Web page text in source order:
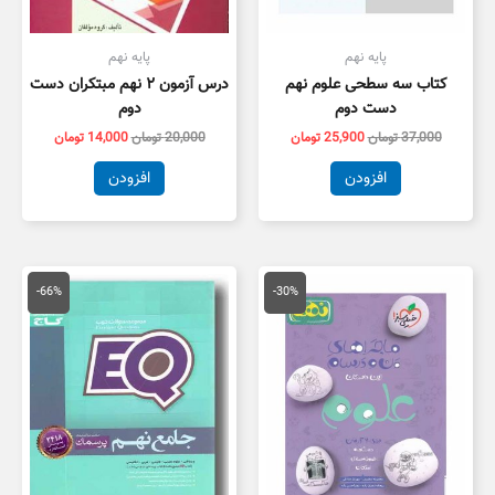
پایه نهم
کتاب سه سطحی علوم نهم
دست دوم
37,000تومان25,900تومان
افزودن
پایه نهم
درس آزمون ۲ نهم مبتکران دست
دوم
20,000تومان14,000 تومان
افزودن
-30%
اصلی
30,000 تومان
قیمت
فعلی
است.
-66%
590,000 تومان
بود.
قیمت
فعلی
است.